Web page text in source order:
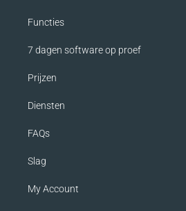
Functies
7 dagen software op proef
Prijzen
Diensten
FAQs
Slag
My Account